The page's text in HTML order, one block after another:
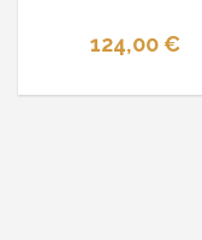
124,00 €